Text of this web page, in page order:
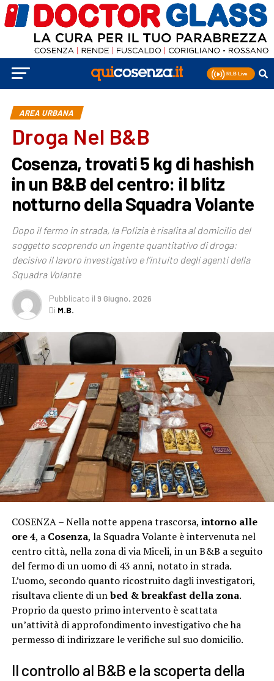
AREA URBANA
Droga Nel B&B
Cosenza, trovati 5 kg di hashish
in un B&B del centro: il blitz
notturno della Squadra Volante
Dopo il fermo in strada, la Polizia è risalita al domicilio del
soggetto scoprendo un ingente quantitativo di droga:
decisivo il lavoro investigativo e l’intuito degli agenti della
Squadra Volante
Pubblicato il 9 Giugno, 2026
Di M.B.
COSENZA – Nella notte appena trascorsa, intorno alle
ore 4, a Cosenza, la Squadra Volante è intervenuta nel
centro città, nella zona di via Miceli, in un B&B a seguito
del fermo di un uomo di 43 anni, notato in strada.
L’uomo, secondo quanto ricostruito dagli investigatori,
risultava cliente di unbed & breakfast della zona.
Proprio da questo primo intervento è scattata
un’attività di approfondimento investigativo che ha
permesso di indirizzare le verifiche sul suo domicilio.
Il controllo al B&B e la scoperta della